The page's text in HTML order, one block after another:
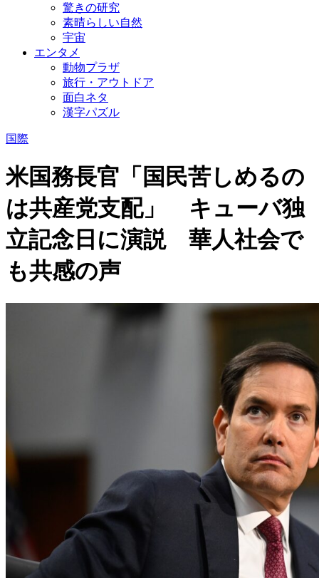
驚きの研究
素晴らしい自然
宇宙
エンタメ
動物プラザ
旅行・アウトドア
面白ネタ
漢字パズル
国際
米国務長官「国民苦しめるの
は共産党支配」 キューバ独
立記念日に演説 華人社会で
も共感の声